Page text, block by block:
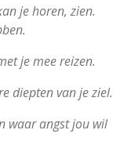
je horen, zien.
je mee reizen.
diepten van je ziel.
waar angst jou wil